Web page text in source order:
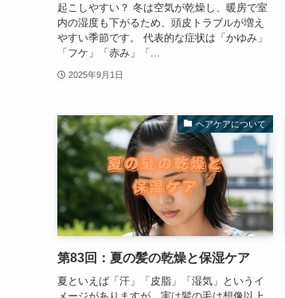
起こしやすい？ 冬は空気が乾燥し、暖房で室
内の湿度も下がるため、頭皮トラブルが増え
やすい季節です。 代表的な症状は「かゆみ」
「フケ」「赤み」「...
2025年9月1日
ヘアケアについて
第83回：夏の髪の乾燥と保湿ケア
夏といえば「汗」「皮脂」「湿気」というイ